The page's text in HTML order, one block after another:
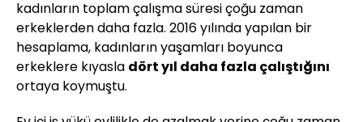
kadınların toplam çalışma süresi çoğu zaman
erkeklerden daha fazla. 2016 yılında yapılan bir
hesaplama, kadınların yaşamları boyunca
erkeklere kıyasla dört yıl daha fazla çalıştığını
ortaya koymuştu.